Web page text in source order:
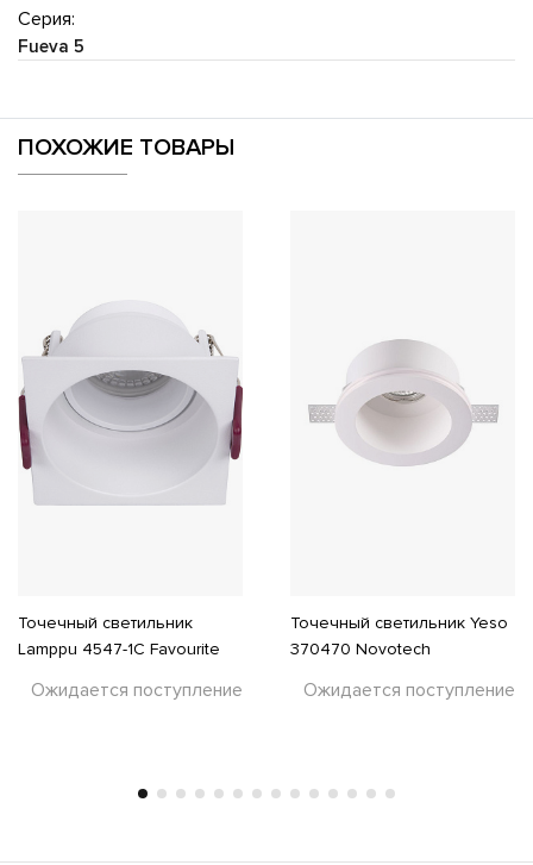
Серия:
Fueva 5
ПОХОЖИЕ ТОВАРЫ
Точечный светильник
Lamppu 4547-1C Favourite
Ожидается поступление
Точечный светильник Yeso
370470 Novotech
Ожидается поступление